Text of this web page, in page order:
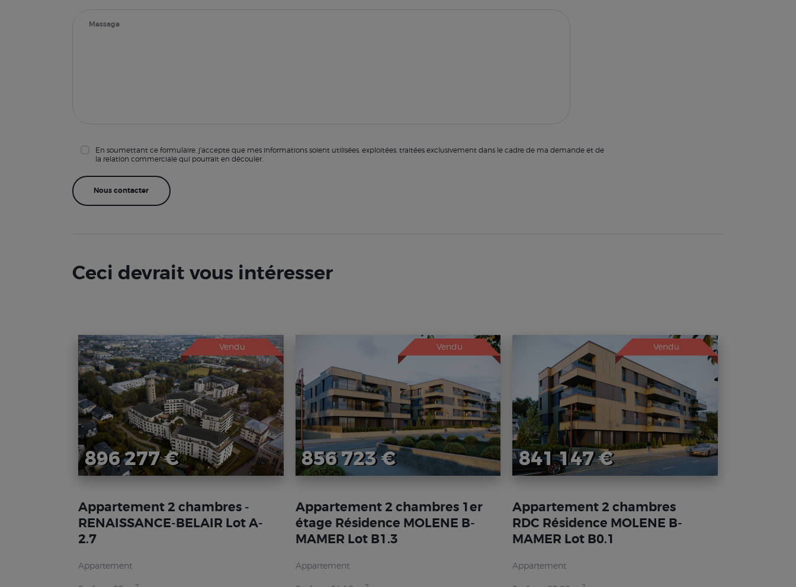
En soumettant ce formulaire, j'accepte que mes informations soient utilisées, exploitées, traitées exclusivement dans le cadre de ma demande et de
la relation commerciale qui pourrait en découler.
Ceci devrait vous intéresser
Vendu
896 277 €
Appartement 2 chambres -
RENAISSANCE-BELAIR Lot A-
2.7
Appartement
Vendu
856 723 €
Appartement 2 chambres 1er
étage Résidence MOLENE B-
MAMER Lot B1.3
Appartement
Vendu
841 147 €
Appartement 2 chambres
RDC Résidence MOLENE B-
MAMER Lot B0.1
Appartement